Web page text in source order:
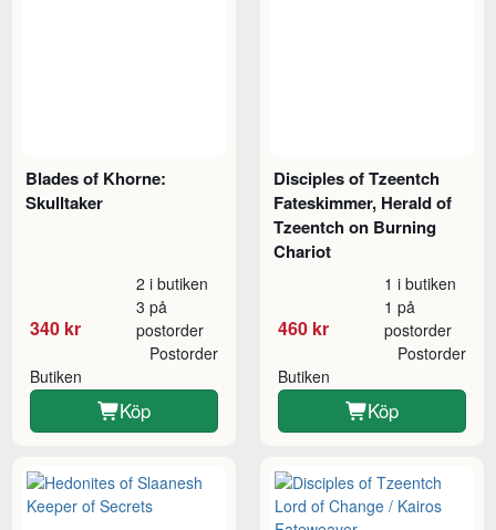
Blades of Khorne:
Skulltaker
340 kr
2 i butiken
3 på
postorder
Butiken
Postorder
Köp
Disciples of Tzeentch
Fateskimmer, Herald of
Tzeentch on Burning
Chariot
460 kr
1 i butiken
1 på
postorder
Butiken
Postorder
Köp